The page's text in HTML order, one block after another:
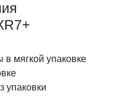
мягкой упаковке
упаковки